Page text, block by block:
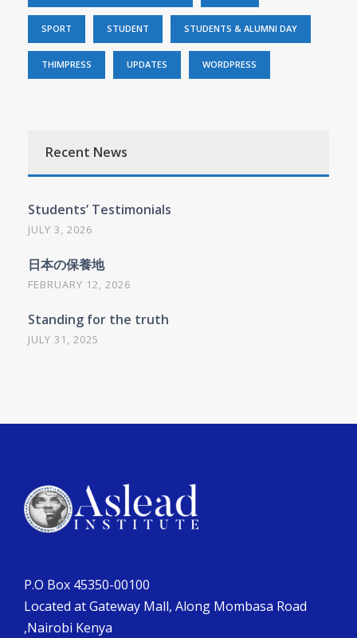
SPORT STUDENT STUDENTS & ALUMNI DAY
THIMPRESS UPDATES WORDPRESS
Recent News
Students’ Testimonials
JULY 3, 2026
日本の保養地
FEBRUARY 12, 2026
Standing for the truth
JULY 31, 2025
P.O Box 45350-00100
Located at Gateway Mall, Along Mombasa Road
,Nairobi Kenya